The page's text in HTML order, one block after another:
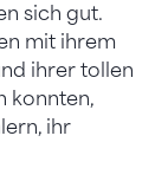
sich gut.
mit ihrem
ihrer tollen
konnten,
ihr